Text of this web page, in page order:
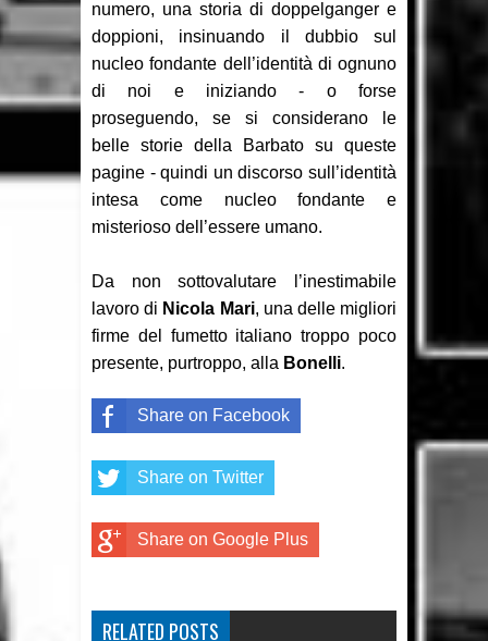
numero, una storia di doppelganger e
doppioni, insinuando il dubbio sul
nucleo fondante dell’identità di ognuno
di noi e iniziando - o forse
proseguendo, se si considerano le
belle storie della Barbato su queste
pagine - quindi un discorso sull’identità
intesa come nucleo fondante e
misterioso dell’essere umano.
Da non sottovalutare l’inestimabile
lavoro di Nicola Mari, una delle migliori
firme del fumetto italiano troppo poco
presente, purtroppo, alla Bonelli.
Share on Facebook
Share on Twitter
Share on Google Plus
RELATED POSTS